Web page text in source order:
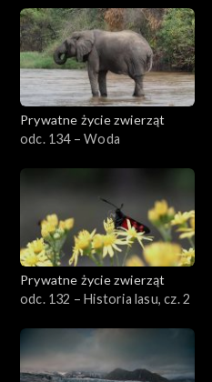
Prywatne życie zwierząt
odc. 134 – Woda
Prywatne życie zwierząt
odc. 132 – Historia lasu, cz. 2